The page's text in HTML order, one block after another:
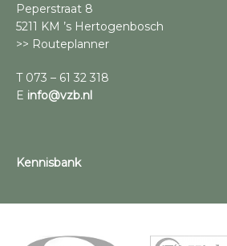
Peperstraat 8
5211 KM ’s Hertogenbosch
>> Routeplanner
T 073 – 61 32 318
E info@vzb.nl
Kennisbank